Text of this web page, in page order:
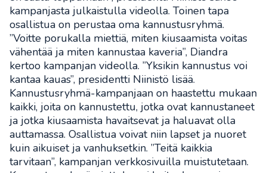
kampanjasta julkaistulla videolla. Toinen tapa
osallistua on perustaa oma kannustusryhmä.
”Voitte porukalla miettiä, miten kiusaamista voitas
vähentää ja miten kannustaa kaveria”, Diandra
kertoo kampanjan videolla. ”Yksikin kannustus voi
kantaa kauas”, presidentti Niinistö lisää.
Kannustusryhmä-kampanjaan on haastettu mukaan
kaikki, joita on kannustettu, jotka ovat kannustaneet
ja jotka kiusaamista havaitsevat ja haluavat olla
auttamassa. Osallistua voivat niin lapset ja nuoret
kuin aikuiset ja vanhuksetkin. ”Teitä kaikkia
tarvitaan”, kampanjan verkkosivuilla muistutetaan.